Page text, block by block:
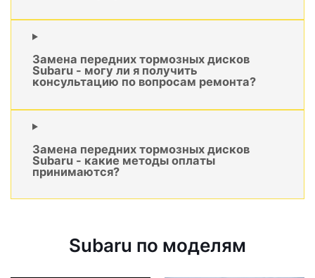
Замена передних тормозных дисков
Subaru - могу ли я получить
консультацию по вопросам ремонта?
Замена передних тормозных дисков
Subaru - какие методы оплаты
принимаются?
Subaru по моделям